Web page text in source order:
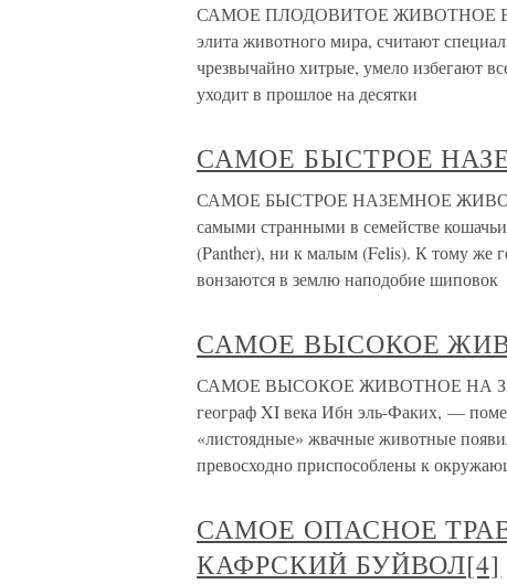
САМОЕ ПЛОДОВИТОЕ ЖИВОТНОЕ В
элита животного мира, считают
чрезвычайно хитрые, умело избегают
уходит в прошлое на десятки
САМОЕ БЫСТРОЕ
САМОЕ БЫСТРОЕ НАЗЕМНОЕ
самыми странными в семействе
(Panther), ни к малым (Felis). К тому же
вонзаются в землю наподобие шиповок
САМОЕ ВЫСОКОЕ
САМОЕ ВЫСОКОЕ ЖИВОТНОЕ НА
географ XI века Ибн эль-Факих, —
«листоядные» жвачные животные
превосходно приспособлены к
САМОЕ ОПАСНОЕ
КАФРСКИЙ БУЙВОЛ[4]